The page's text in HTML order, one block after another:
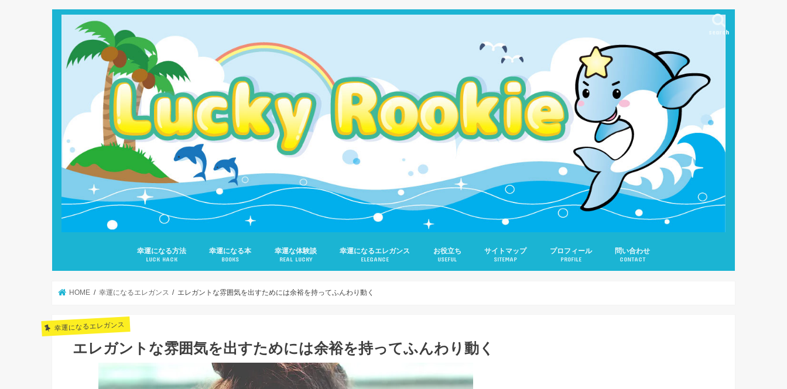
search
幸運になる方法
LUCK HACK
幸運になる本
BOOKS
幸運な体験談
REAL LUCKY
幸運になるエレガンス
ELEGANCE
お役立ち
USEFUL
サイトマップ
SITEMAP
プロフィール
PROFILE
問い合わせ
CONTACT
HOME 幸運になるエレガンス エレガントな雰囲気を出すためには余裕を持ってふんわり動く
幸運になるエレガンス
エレガントな雰囲気を出すためには余裕を持ってふんわり動く